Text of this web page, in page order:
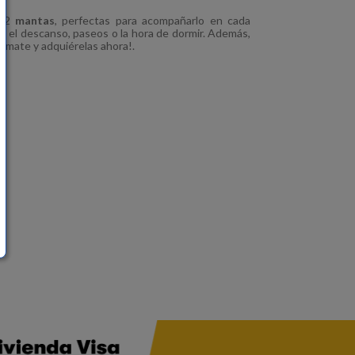
2 mantas, perfectas para acompañarlo en cada
descanso, paseos o la hora de dormir. Además,
y adquiérelas ahora!.